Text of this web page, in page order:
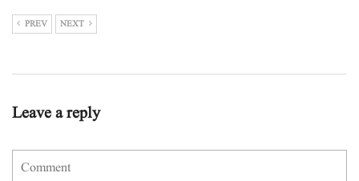
PREV NEXT
Leave a reply